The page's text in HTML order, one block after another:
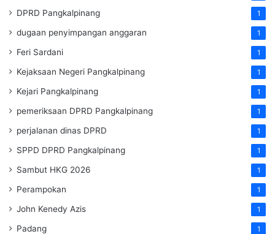
DPRD Pangkalpinang 1
dugaan penyimpangan anggaran 1
Feri Sardani 1
Kejaksaan Negeri Pangkalpinang 1
Kejari Pangkalpinang 1
pemeriksaan DPRD Pangkalpinang 1
perjalanan dinas DPRD 1
SPPD DPRD Pangkalpinang 1
Sambut HKG 2026 1
Perampokan 1
John Kenedy Azis 1
Padang 1